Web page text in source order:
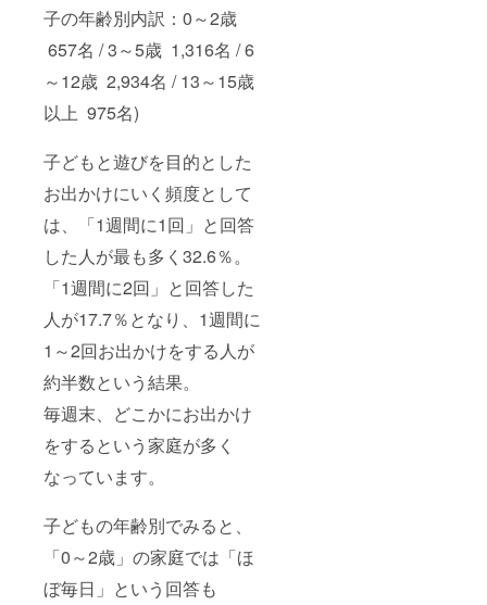
子の年齢別内訳：0～2歳
657名 / 3～5歳 1,316名 / 6
～12歳 2,934名 / 13～15歳
以上 975名)
子どもと遊びを目的とした
お出かけにいく頻度として
は、「1週間に1回」と回答
した人が最も多く32.6％。
「1週間に2回」と回答した
人が17.7％となり、1週間に
1～2回お出かけをする人が
約半数という結果。
毎週末、どこかにお出かけ
をするという家庭が多く
なっています。
子どもの年齢別でみると、
「0～2歳」の家庭では「ほ
ぼ毎日」という回答も